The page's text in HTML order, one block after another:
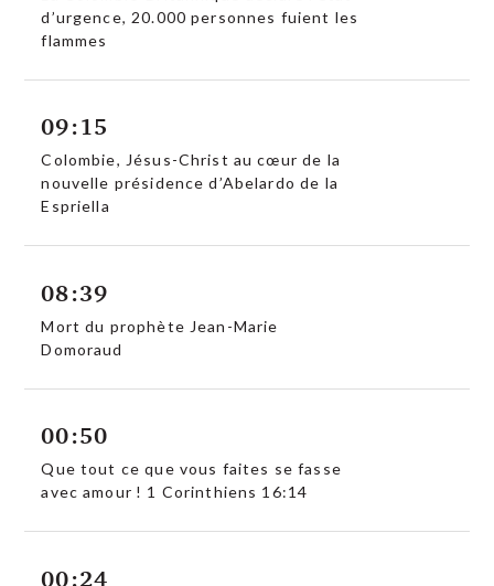
d’urgence, 20.000 personnes fuient les
flammes
09:15
Colombie, Jésus-Christ au cœur de la
nouvelle présidence d’Abelardo de la
Espriella
08:39
Mort du prophète Jean-Marie
Domoraud
00:50
Que tout ce que vous faites se fasse
avec amour ! 1 Corinthiens 16:14
00:24